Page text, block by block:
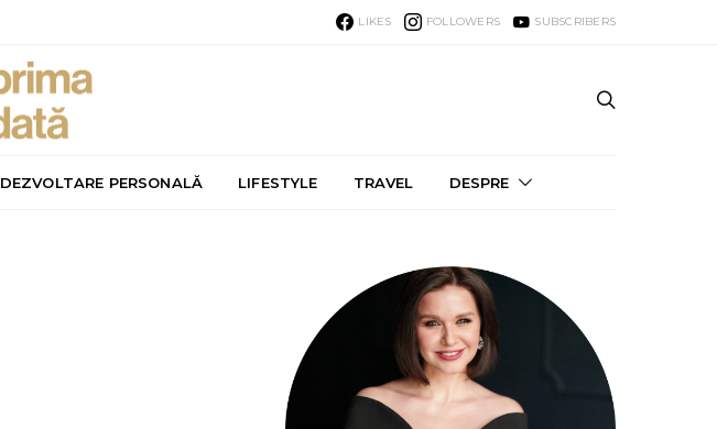
LIKES FOLLOWERS SUBSCRIBERS
DEZVOLTARE PERSONALĂ LIFESTYLE TRAVEL DESPRE